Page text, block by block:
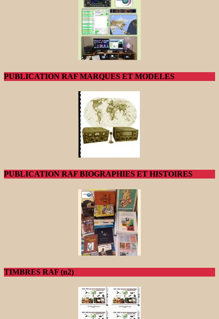
PUBLICATION RAF MARQUES ET MODELES
PUBLICATION RAF BIOGRAPHIES ET HISTOIRES
TIMBRES RAF (n2)